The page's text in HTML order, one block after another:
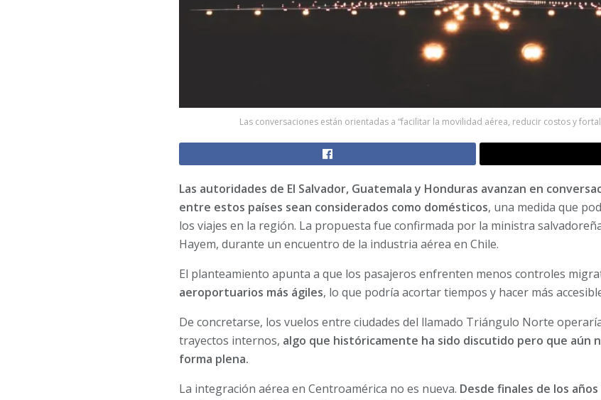
Las conversaciones están orientadas a “facilitar la movilidad aérea, reducir costos y
Las autoridades de El Salvador, Guatemala y Honduras avanzan en
entre estos países sean considerados como domésticos, una medida que
los viajes en la región. La propuesta fue confirmada por la ministra
Hayem, durante un encuentro de la industria aérea en Chile.
El planteamiento apunta a que los pasajeros enfrenten menos controles
aeroportuarios más ágiles, lo que podría acortar tiempos y hacer más
De concretarse, los vuelos entre ciudades del llamado Triángulo Norte
trayectos internos, algo que históricamente ha sido discutido pero que aún
forma plena.
La integración aérea en Centroamérica no es nueva. Desde finales de los